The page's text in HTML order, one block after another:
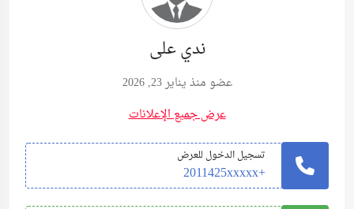
ندي على
عضو منذ يناير 23, 2026
عرض جميع الإعلانات
تسجيل الدخول للعرض
+2011425xxxxx